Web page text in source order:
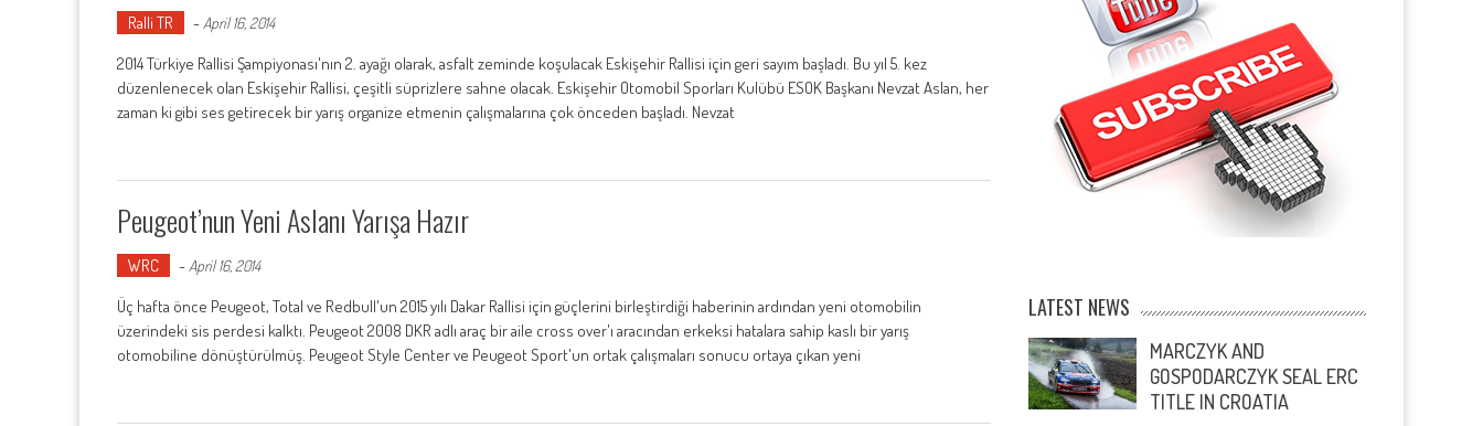
Ralli TR - April 16, 2014
2014 Türkiye Rallisi Şampiyonası'nın 2. ayağı olarak, asfalt zeminde koşulacak Eskişehir Rallisi için geri sayım başladı. Bu yıl 5. kez
düzenlenecek olan Eskişehir Rallisi, çeşitli süprizlere sahne olacak. Eskişehir Otomobil Sporları Kulübü ESOK Başkanı Nevzat Aslan, her
zaman ki gibi ses getirecek bir yarış organize etmenin çalışmalarına çok önceden başladı. Nevzat
Peugeot’nun Yeni Aslanı Yarışa Hazır
WRC - April 16, 2014
Üç hafta önce Peugeot, Total ve Redbull'un 2015 yılı Dakar Rallisi için güçlerini birleştirdiği haberinin ardından yeni otomobilin
üzerindeki sis perdesi kalktı. Peugeot 2008 DKR adlı araç bir aile cross over'ı aracından erkeksi hatalara sahip kaslı bir yarış
otomobiline dönüştürülmüş. Peugeot Style Center ve Peugeot Sport'un ortak çalışmaları sonucu ortaya çıkan yeni
LATEST NEWS
MARCZYK AND
GOSPODARCZYK SEAL ERC
TITLE IN CROATIA